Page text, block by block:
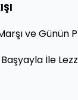
ve Günün
İle